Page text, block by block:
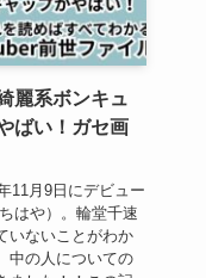
麗系ボンキュ
ばい！ガセ画
11月9日にデビュー
はや）。輪堂千速
いないことがわか
中の人についての